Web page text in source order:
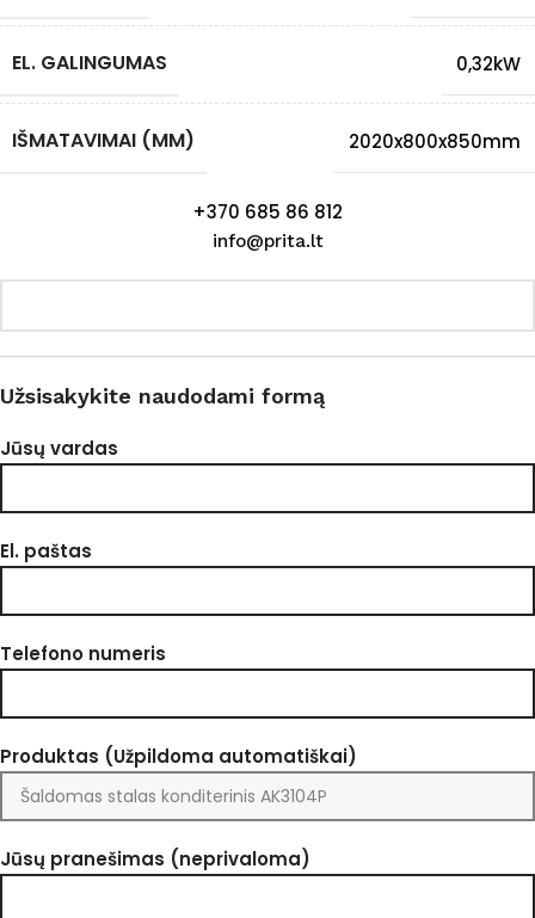
EL. GALINGUMAS 0,32kW
IŠMATAVIMAI (MM) 2020x800x850mm
+370 685 86 812
info@prita.lt
Užsisakykite naudodami formą
Jūsų vardas
El. paštas
Telefono numeris
Produktas (Užpildoma automatiškai)
Jūsų pranešimas (neprivaloma)